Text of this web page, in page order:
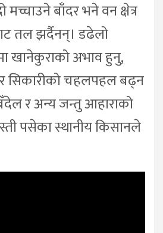
मच्चाउने बाँदर भने वन क्षेत्र
तल झर्दैनन्। डढेलो
खानेकुराको अभाव हुनु,
सिकारीको चहलपहल बढ्न
र अन्य जन्तु आहाराको
पसेका स्थानीय किसानले